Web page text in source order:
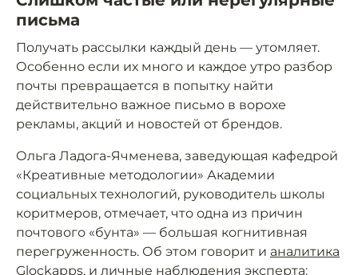
письма
Получать рассылки каждый день — утомляет.
Особенно если их много и каждое утро разбор
почты превращается в попытку найти
действительно важное письмо в ворохе
рекламы, акций и новостей от брендов.
Ольга Ладога-Ячменева, заведующая кафедрой
«Креативные методологии» Академии
социальных технологий, руководитель школы
коритмеров, отмечает, что одна из причин
почтового «бунта» — большая когнитивная
перегруженность. Об этом говорит и аналитика
Glockapps, и личные наблюдения эксперта: